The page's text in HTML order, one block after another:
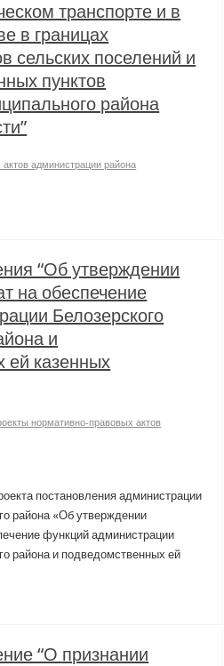
транспорте и в
в границах
сельских поселений и
пунктов
района
администрации района
“Об утверждении
на обеспечение
Белозерского
и
ей казенных
нормативно-правовых актов
постановления администрации
района «Об утверждении
функций администрации
района и подведомственных ей
“О признании